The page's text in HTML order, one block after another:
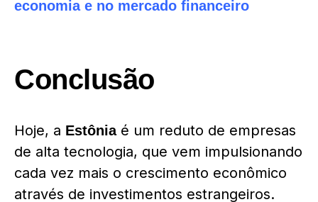
economia e no mercado financeiro
Conclusão
Hoje, a Estôniaé um reduto de empresas
de alta tecnologia, que vem impulsionando
cada vez mais o crescimento econômico
através de investimentos estrangeiros.